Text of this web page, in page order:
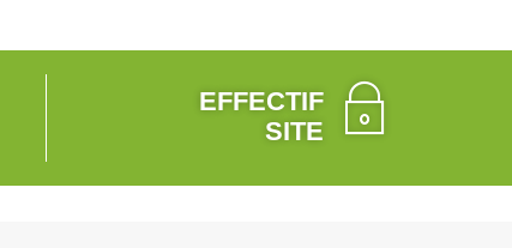
EFFECTIF
SITE